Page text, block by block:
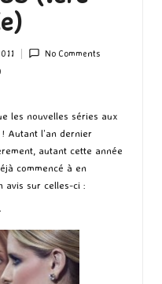
No Comments
les nouvelles séries aux
Autant l’an dernier
autant cette année
commencé à en
avis sur celles-ci :